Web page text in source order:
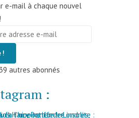
e-mail à chaque nouvel
!
autres abonnés
: